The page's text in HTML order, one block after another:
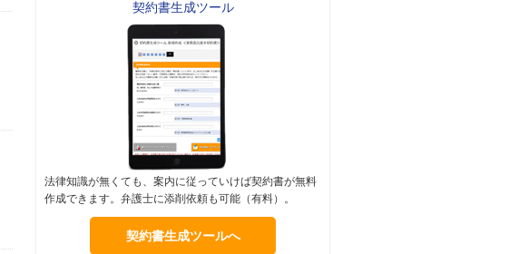
契約書生成ツール
法律知識が無くても、案内に従っていけば契約書が無料
作成できます。弁護士に添削依頼も可能（有料）。
契約書生成ツールへ